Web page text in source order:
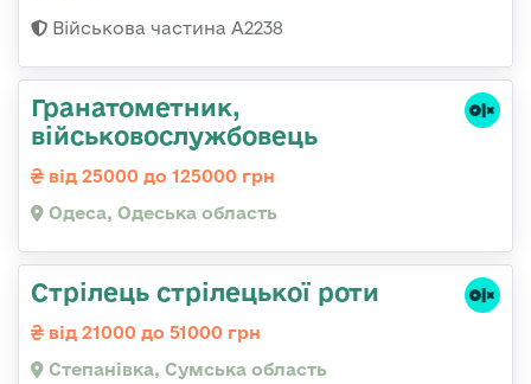
Військова частина А2238
Гранатометник,
військовослужбовець
від 25000 до 125000 грн
Одеса, Одеська область
Стрілець стрілецької роти
від 21000 до 51000 грн
Степанівка, Сумська область